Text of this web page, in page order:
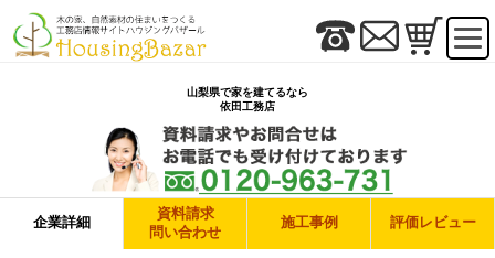
山梨県で家を建てるなら
依田工務店
企業詳細
資料請求
問い合わせ
施工事例 評価レビュー